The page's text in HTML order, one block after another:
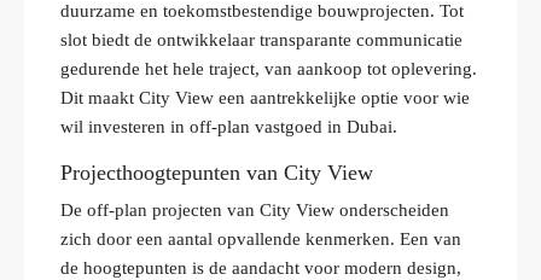
duurzame en toekomstbestendige bouwprojecten. Tot
slot biedt de ontwikkelaar transparante communicatie
gedurende het hele traject, van aankoop tot oplevering.
Dit maakt City View een aantrekkelijke optie voor wie
wil investeren in off-plan vastgoed in Dubai.
Projecthoogtepunten van City View
De off-plan projecten van City View onderscheiden
zich door een aantal opvallende kenmerken. Een van
de hoogtepunten is de aandacht voor modern design,